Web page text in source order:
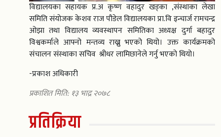
विद्यालयका सहायक प्र.अ कृष्ण वहादुर खड्का ,संस्थाका लेखा
समिति संयोजक केशव राज पौडेल विद्यालयका प्रा.वि इन्चार्ज रामचन्द्र
ओझा तथा विद्यालय व्यवस्थापन समितिका अध्यक्ष दुर्गा बहादुर
विश्वकर्माले आफ्नो मन्तव्य राख्नु भएको थियो। उक्त कार्यक्रमको
संचालन संस्थाका सचिव ‌ श्रीधर लामिछानेले गर्नु भएको थियो।
-प्रकाश अधिकारी
प्रकाशित मिति: १३ भाद्र २०७८
प्रतिक्रिया